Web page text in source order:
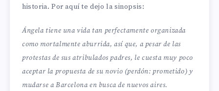
historia. Por aquí te dejo la sinopsis:
Ángela tiene una vida tan perfectamente organizada
como mortalmente aburrida, así que, a pesar de las
protestas de sus atribulados padres, le cuesta muy poco
aceptar la propuesta de su novio (perdón: prometido) y
mudarse a Barcelona en busca de nuevos aires.